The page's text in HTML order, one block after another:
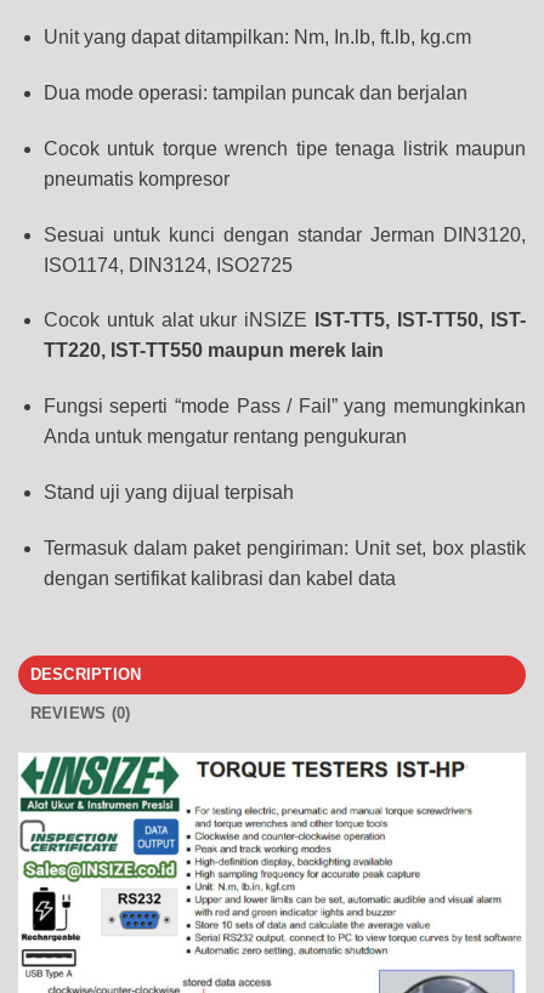
Unit yang dapat ditampilkan: Nm, In.lb, ft.lb, kg.cm
Dua mode operasi: tampilan puncak dan berjalan
Cocok untuk torque wrench tipe tenaga listrik maupun
pneumatis kompresor
Sesuai untuk kunci dengan standar Jerman DIN3120,
ISO1174, DIN3124, ISO2725
Cocok untuk alat ukur iNSIZE
IST-TT5, IST-TT50, IST-
TT220, IST-TT550 maupun merek lain
Fungsi seperti “mode Pass / Fail” yang memungkinkan
Anda untuk mengatur rentang pengukuran
Stand uji yang dijual terpisah
Termasuk dalam paket pengiriman: Unit set, box plastik
dengan sertifikat kalibrasi dan kabel data
DESCRIPTION
REVIEWS (0)